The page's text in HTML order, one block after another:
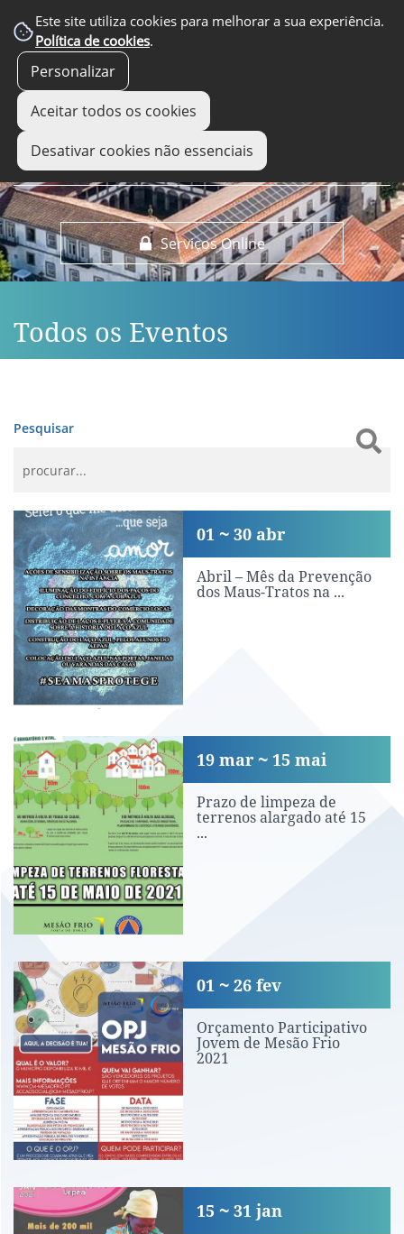
Este site utiliza cookies para melhorar a sua experiência.
Política de cookies.
Personalizar
Aceitar todos os cookies
Desativar cookies não essenciais
Serviços Online
EM DESTAQUE
Todos os Eventos
Pesquisar
Abril – Mês da Prevenção dos Maus-
Abril – Mês da Prevenção
dos Maus-Tratos na ...
01 30 abr
Prazo de limpeza de terrenos
Prazo de limpeza de
terrenos alargado até 15
...
19 mar 15 mai
Orçamento Participativo Jovem de
Orçamento Participativo
Jovem de Mesão Frio
2021
01 26 fev
68.º aniversário do Dia Mundial
15 31 jan